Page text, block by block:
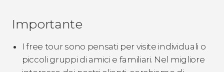
Importante
I free tour sono pensati per visite individuali o
piccoli gruppi di amici e familiari. Nel migliore